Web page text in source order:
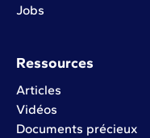
Jobs
Ressources
Articles
Vidéos
Documents précieux